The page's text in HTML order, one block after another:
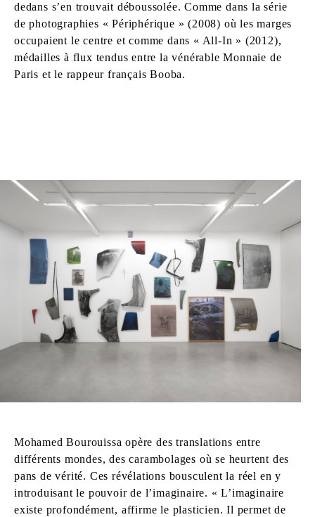
dedans s’en trouvait déboussolée. Comme dans la série
de photographies « Périphérique » (2008) où les marges
occupaient le centre et comme dans « All-In » (2012),
médailles à flux tendus entre la vénérable Monnaie de
Paris et le rappeur français Booba.
Mohamed Bourouissa opère des translations entre
différents mondes, des carambolages où se heurtent des
pans de vérité. Ces révélations bousculent la réel en y
introduisant le pouvoir de l’imaginaire. « L’imaginaire
existe profondément, affirme le plasticien. Il permet de